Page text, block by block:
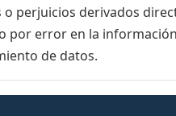
perjuicios derivados
por error en la información
de datos.